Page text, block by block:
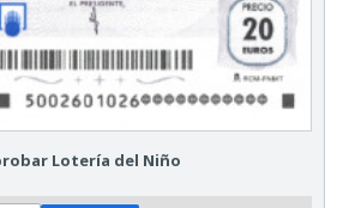
Lotería del Niño